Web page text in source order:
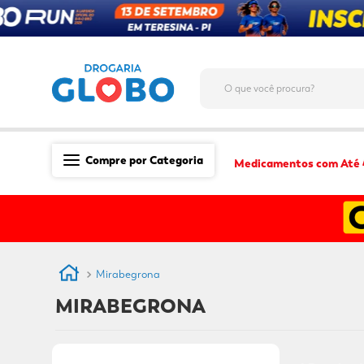
Compre por Categoria
Mãe e Filho
Higiene & Beleza
Medicamentos com Até
Mirabegrona
MIRABEGRONA